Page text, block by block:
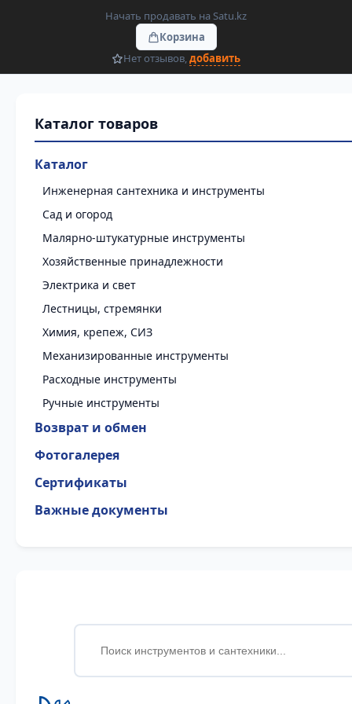
Начать продавать на Satu.kz
Корзина
Нет отзывов,добавить
Каталог
Инженерная сантехника и инструменты
Сад и огород
Малярно-штукатурные инструменты
Хозяйственные принадлежности
Электрика и свет
Лестницы, стремянки
Химия, крепеж, СИЗ
Механизированные инструменты
Расходные инструменты
Ручные инструменты
Возврат и обмен
Фотогалерея
Сертификаты
Важные документы